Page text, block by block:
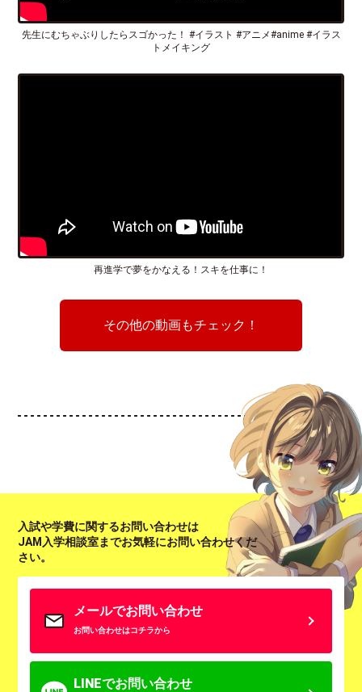
先生にむちゃぶりしたらスゴかった！ #イラスト #アニメ#anime #イラス
トメイキング
再進学で夢をかなえる！スキを仕事に！
その他の動画もチェック！
入試や学費に関するお問い合わせは
JAM入学相談室までお気軽にお問い合わせくだ
さい。
メールでお問い合わせ
お問い合わせはコチラから
LINEでお問い合わせ